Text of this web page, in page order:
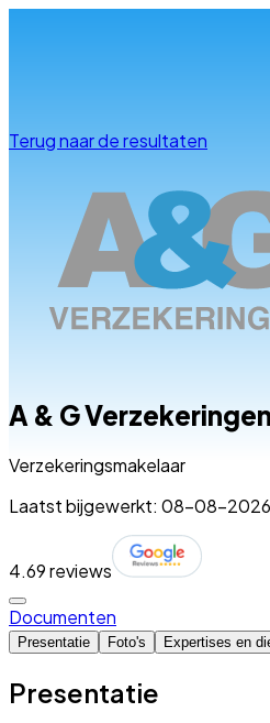
Terug naar de resultaten
A & G
Verzekeringsmakelaar
Laatst bijgewerkt: 08-08-2026
4.69 reviews
Documenten
Presentatie Foto's Expertises en
Presentatie